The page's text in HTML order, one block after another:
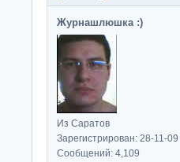
Журнашлюшка :)
Из Саратов
Зарегистрирован: 28-11-09
Сообщений: 4,109